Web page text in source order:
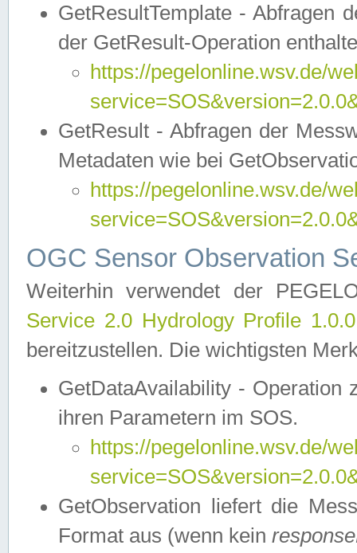
GetResultTemplate - Abfragen
der GetResult-Operation
https://pegelonline.wsv.de/
GetResult - Abfragen der
Metadaten wie bei
https://pegelonline.wsv.de/
OGC Sensor Observation
Weiterhin verwendet der
Service 2.0 Hydrology Profile
bereitzustellen. Die wichtigsten
GetDataAvailability - Operation
ihren Parametern im SOS.
https://pegelonline.wsv.de/
GetObservation liefert die
Format aus (wenn kein